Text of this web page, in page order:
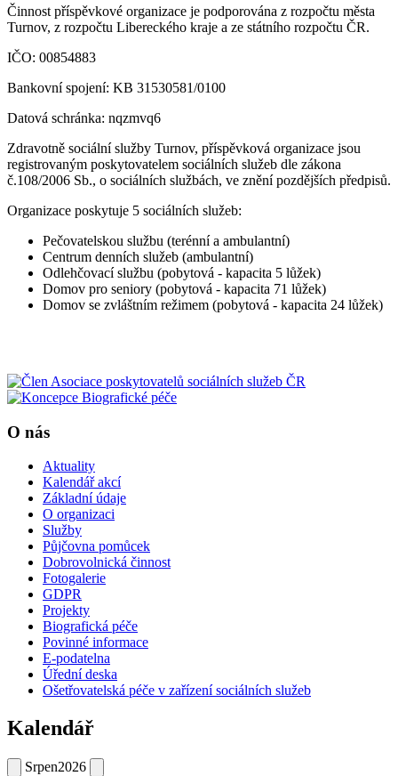
Činnost příspěvkové organizace je podporována z rozpočtu města
Turnov, z rozpočtu Libereckého kraje a ze státního rozpočtu ČR.
IČO: 00854883
Bankovní spojení: KB 31530581/0100
Datová schránka: nqzmvq6
Zdravotně sociální služby Turnov, příspěvková organizace jsou
registrovaným poskytovatelem sociálních služeb dle zákona
č.108/2006 Sb., o sociálních službách, ve znění pozdějších předpisů.
Organizace poskytuje 5 sociálních služeb:
Pečovatelskou službu (terénní a ambulantní)
Centrum denních služeb (ambulantní)
Odlehčovací službu (pobytová - kapacita 5 lůžek)
Domov pro seniory (pobytová - kapacita 71 lůžek)
Domov se zvláštním režimem (pobytová - kapacita 24 lůžek)
O nás
Aktuality
Kalendář akcí
Základní údaje
O organizaci
Služby
Půjčovna pomůcek
Dobrovolnická činnost
Fotogalerie
GDPR
Projekty
Biografická péče
Povinné informace
E-podatelna
Úřední deska
Ošetřovatelská péče v zařízení sociálních služeb
Kalendář
Srpen2026